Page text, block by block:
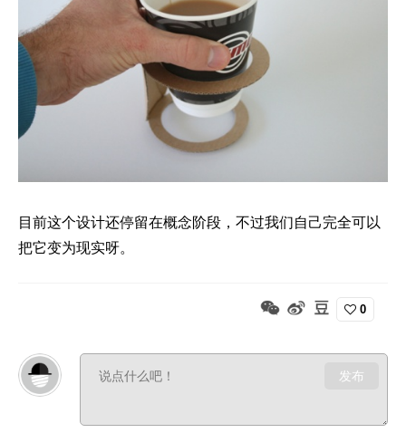
目前这个设计还停留在概念阶段，不过我们自己完全可以
把它变为现实呀。
0
发布